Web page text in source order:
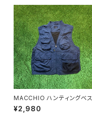
MACCHIO ハンティングベス
ト ブルー フィッシング LL
¥2,980